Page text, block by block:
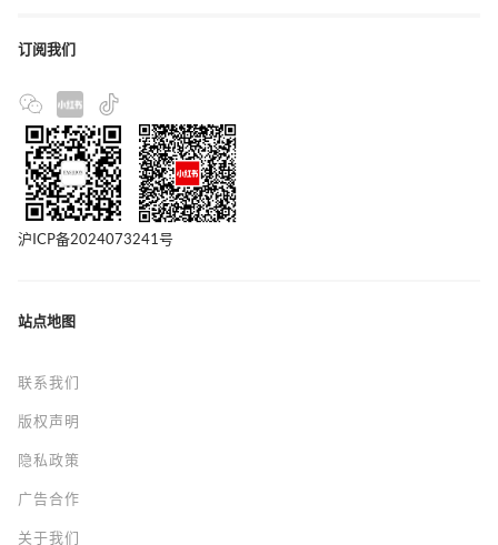
订阅我们
沪ICP备2024073241号
站点地图
联系我们
版权声明
隐私政策
广告合作
关于我们